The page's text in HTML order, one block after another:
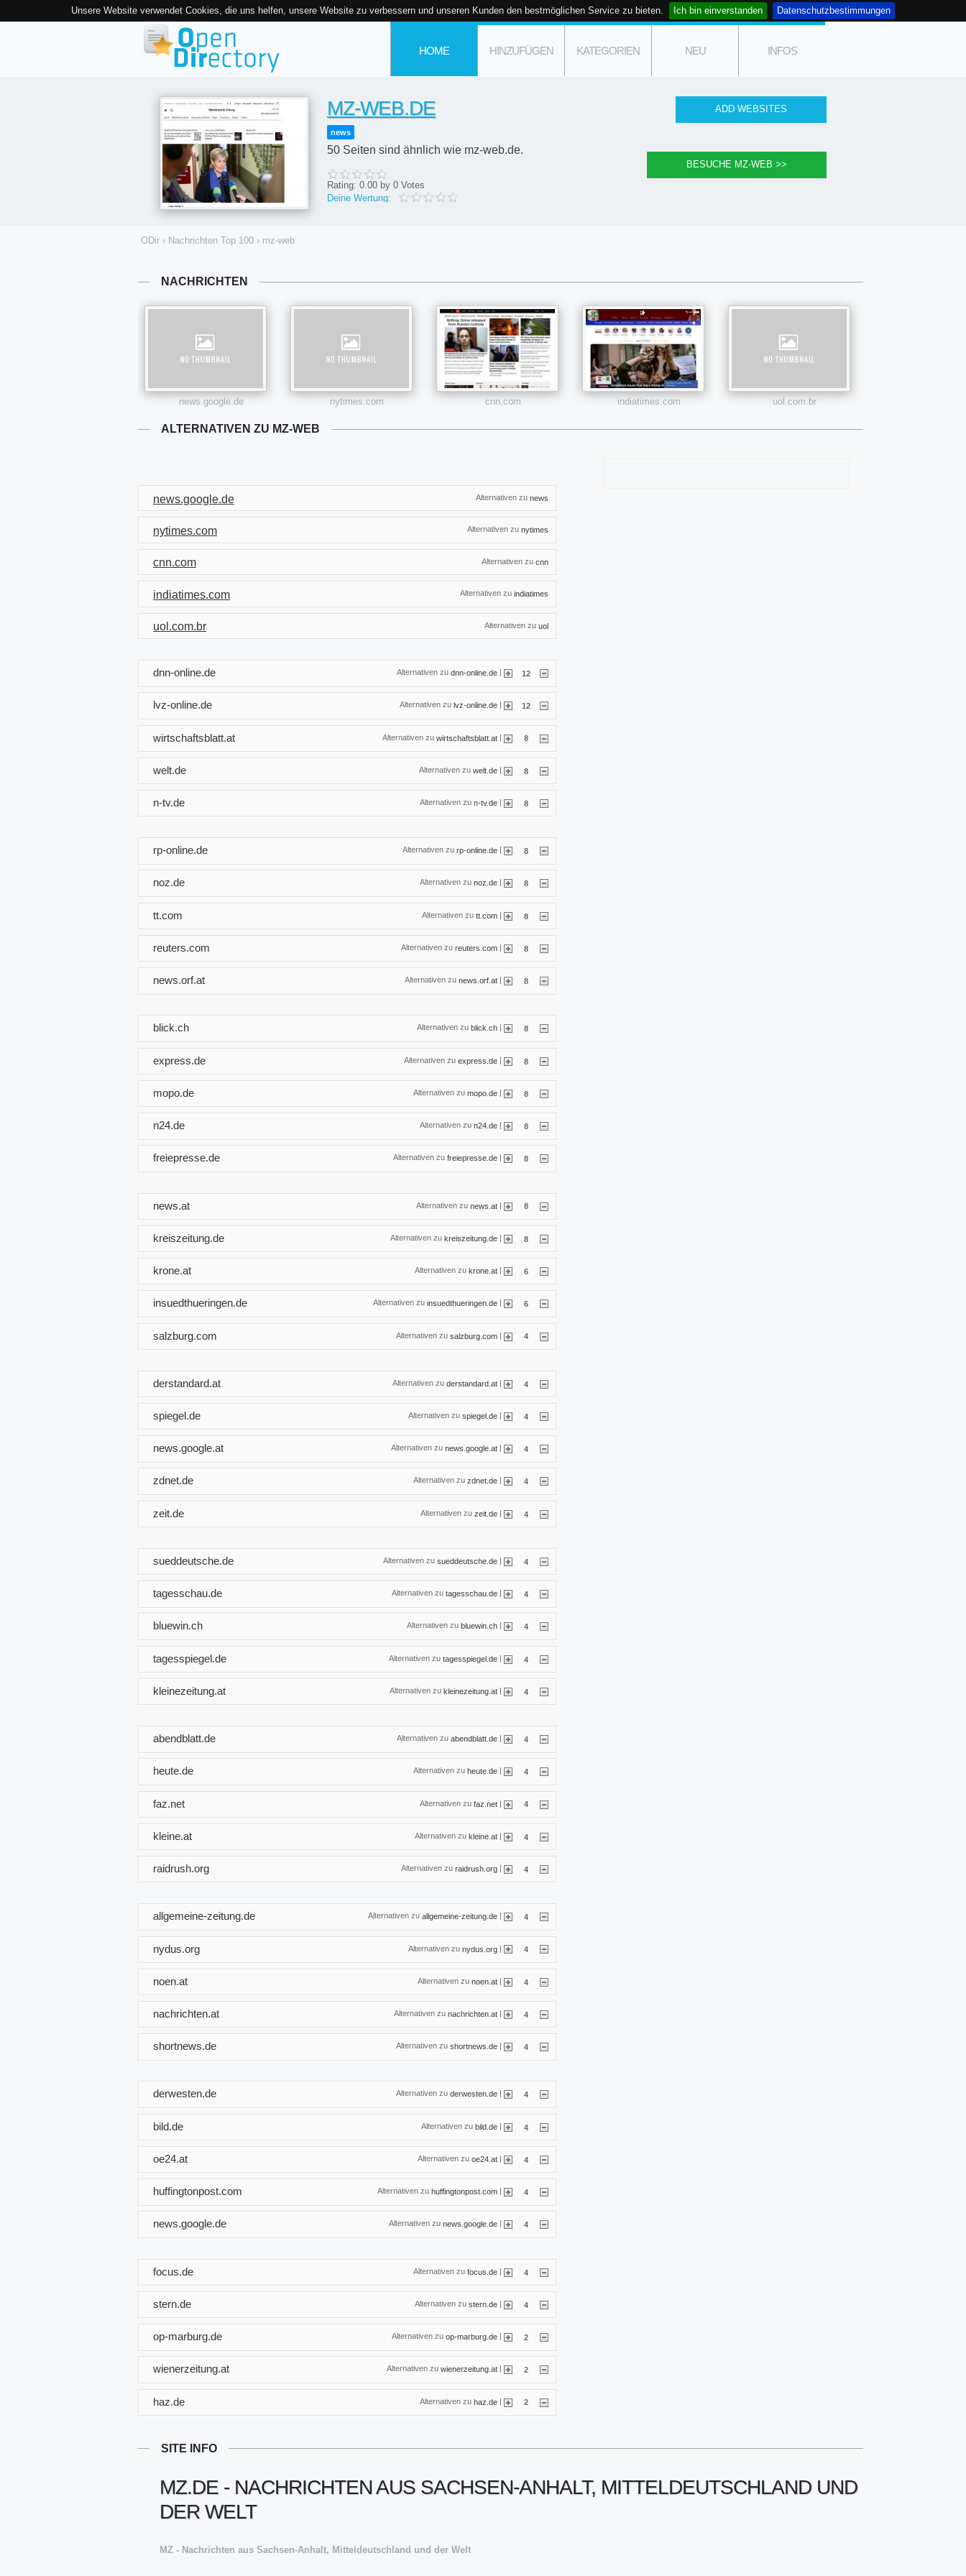
Unsere Website verwendet Cookies, die uns helfen, unsere Website zu verbessern und unseren Kunden den bestmöglichen Service zu bieten. Ich bin einverstanden Datenschutzbestimmungen
HOME HINZUFÜGEN KATEGORIEN NEU INFOS
MZ-WEB.DE
news
50 Seiten sind ähnlich wie mz-web.de.
Rating: 0.00 by 0 Votes
Deine Wertung:
ODir › Nachrichten Top 100 › mz-web
NACHRICHTEN
news.google.de nytimes.com cnn.com indiatimes.com uol.com.br
ALTERNATIVEN ZU MZ-WEB
Alternativen zu news
news.google.de
Alternativen zu nytimes
nytimes.com
Alternativen zu cnn
cnn.com
Alternativen zu indiatimes
indiatimes.com
Alternativen zu uol
uol.com.br
Alternativen zu dnn-online.de | 12
dnn-online.de
Alternativen zu lvz-online.de 12
lvz-online.de
Alternativen zu wirtschaftsblatt.at | 8
wirtschaftsblatt.at
Alternativen zu welt.de | 8
welt.de
Alternativen zu n-tv.de | 8
n-tv.de
Alternativen zu rp-online.de 8
rp-online.de
Alternativen zu noz.de 8
noz.de
Alternativen zu tt.com | 8
tt.com
Alternativen zu reuters.com | 8
reuters.com
Alternativen zu news.orf.at | 8
news.orf.at
Alternativen zu blick.ch 8
blick.ch
Alternativen zu express.de | 8
express.de
Alternativen zu mopo.de | 8
mopo.de
Alternativen zu n24.de | 8
n24.de
Alternativen zu freiepresse.de 8
freiepresse.de
Alternativen zu news.at | 8
news.at
Alternativen zu kreiszeitung.de | 8
kreiszeitung.de
Alternativen zu krone.at | 6
krone.at
Alternativen zu insuedthueringen.de 6
insuedthueringen.de
Alternativen zu salzburg.com | 4
salzburg.com
Alternativen zu derstandard.at | 4
derstandard.at
Alternativen zu spiegel.de | 4
spiegel.de
Alternativen zu news.google.at 4
news.google.at
Alternativen zu zdnet.de 4
zdnet.de
Alternativen zu zeit.de | 4
zeit.de
Alternativen zu sueddeutsche.de | 4
sueddeutsche.de
Alternativen zu tagesschau.de | 4
tagesschau.de
Alternativen zu bluewin.ch 4
bluewin.ch
Alternativen zu tagesspiegel.de | 4
tagesspiegel.de
Alternativen zu kleinezeitung.at | 4
kleinezeitung.at
Alternativen zu abendblatt.de | 4
abendblatt.de
Alternativen zu heute.de 4
heute.de
Alternativen zu faz.net | 4
faz.net
Alternativen zu kleine.at | 4
kleine.at
Alternativen zu raidrush.org | 4
raidrush.org
Alternativen zu allgemeine-zeitung.de 4
allgemeine-zeitung.de
Alternativen zu nydus.org | 4
nydus.org
Alternativen zu noen.at | 4
noen.at
Alternativen zu nachrichten.at | 4
nachrichten.at
Alternativen zu shortnews.de 4
shortnews.de
Alternativen zu derwesten.de 4
derwesten.de
Alternativen zu bild.de | 4
bild.de
Alternativen zu oe24.at | 4
oe24.at
Alternativen zu huffingtonpost.com | 4
huffingtonpost.com
Alternativen zu news.google.de 4
news.google.de
Alternativen zu focus.de | 4
focus.de
Alternativen zu stern.de | 4
stern.de
Alternativen zu op-marburg.de | 2
op-marburg.de
Alternativen zu wienerzeitung.at 2
wienerzeitung.at
Alternativen zu haz.de | 2
haz.de
SITE INFO
MZ.DE - NACHRICHTEN AUS SACHSEN-ANHALT, MITTELDEUTSCHLAND UND
DER WELT
MZ - Nachrichten aus Sachsen-Anhalt, Mitteldeutschland und der Welt